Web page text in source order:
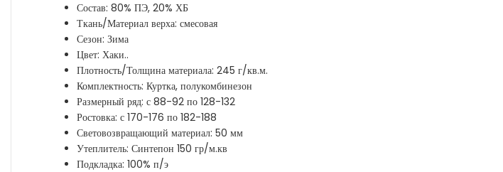
Состав: 80% ПЭ, 20% ХБ
Ткань/Материал верха: смесовая
Сезон: Зима
Цвет: Хаки..
Плотность/Толщина материала: 245 г/кв.м.
Комплектность: Куртка, полукомбинезон
Размерный ряд: с 88-92 по 128-132
Ростовка: с 170-176 по 182-188
Световозвращающий материал: 50 мм
Утеплитель: Синтепон 150 гр/м.кв
Подкладка: 100% п/э